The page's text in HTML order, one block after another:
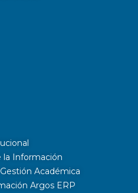
la Información
Académica
Argos ERP